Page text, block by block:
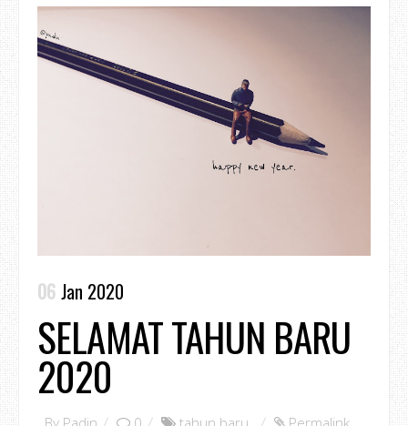
06 Jan 2020
SELAMAT TAHUN BARU
2020